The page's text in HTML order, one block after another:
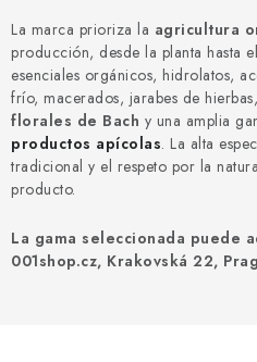
DÁRKY PRO ZDRAVÍ
PORADNA
MARCAS
Jak nakupovat
Obchodní
Podmínky ochrany osobních údajů
La marca prioriza la agricultura
producción, desde la planta hasta
esenciales orgánicos, hidrolatos,
frío, macerados, jarabes de
florales de Bach y una amplia
productos apícolas. La alta
tradicional y el respeto por la
producto.
La gama seleccionada puede
001shop.cz, Krakovská 22,